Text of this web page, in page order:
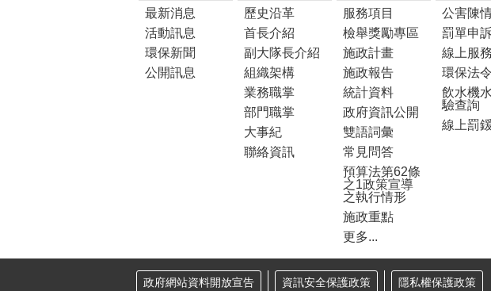
最新消息
活動訊息
環保新聞
公開訊息
歷史沿革
首長介紹
副大隊長介紹
組織架構
業務職掌
部門職掌
大事紀
聯絡資訊
服務項目
檢舉獎勵專區
施政計畫
施政報告
統計資料
政府資訊公開
雙語詞彙
常見問答
預算法第62條
之1政策宣導
之執行情形
施政重點
更多...
公害陳
罰單申
線上服
環保法令
飲水機
驗查詢
線上罰
政府網站資料開放宣告 資訊安全保護政策 隱私權保護政策